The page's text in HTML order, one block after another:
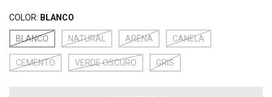
COLOR: BLANCO
BLANCO NATURAL ARENA CANELA
CEMENTO VERDE OSCURO GRIS